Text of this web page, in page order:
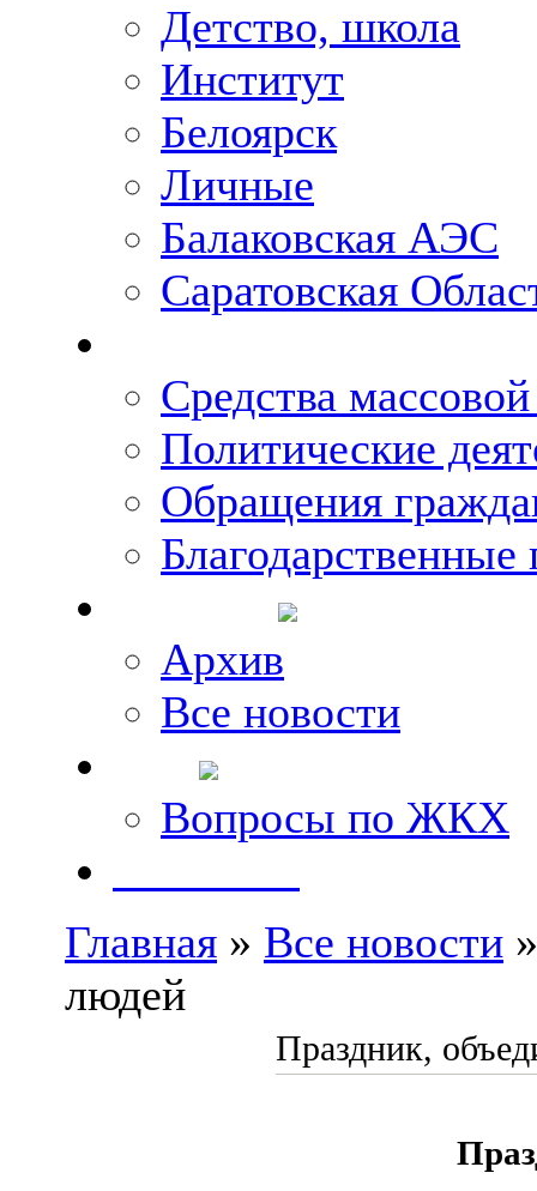
Детство, школа
Институт
Белоярск
Личные
Балаковская АЭС
Саратовская
Средства
Политические
Обращения
Благодарственные
Архив
Все новости
Вопросы по ЖКХ
Главная » Все новости
людей
Праздник,